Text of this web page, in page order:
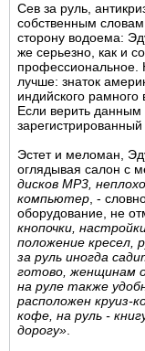
Сев за руль,
собственным словам,
сторону водоема:
же серьезно, как и
профессиональное.
лучше: знаток
индийского рамного
Если верить данным
зарегистрированный
Эстет и меломан,
оглядывая салон с
дисков MP3,
компьютер , -
оборудование, не
кнопочки,
положение кресел,
за руль иногда
готово, женщинам
на руле также
расположен круиз-
кофе, на руль -
дорогу»